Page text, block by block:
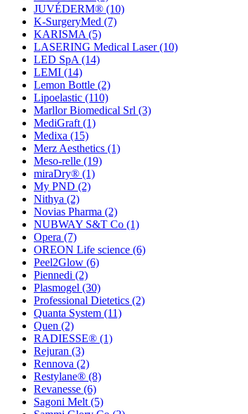
JUVÉDERM® (10)
K-SurgeryMed (7)
KARISMA (5)
LASERING Medical Laser(10)
LED SpA (14)
LEMI (14)
Lemon Bottle (2)
Lipoelastic (110)
Marllor Biomedical Srl (3)
MediGraft (1)
Medixa (15)
Merz Aesthetics (1)
Meso-relle (19)
miraDry® (1)
My PND (2)
Nithya (2)
Novias Pharma (2)
NUBWAY S&T Co (1)
Opera (7)
OREON Life science (6)
Peel2Glow (6)
Piennedi (2)
Plasmogel (30)
Professional Dietetics (2)
Quanta System (11)
Quen (2)
RADIESSE® (1)
Rejuran (3)
Rennova (2)
Restylane® (8)
Revanesse (6)
Sagoni Melt (5)